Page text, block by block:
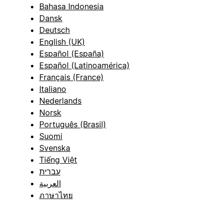
Bahasa Indonesia
Dansk
Deutsch
English (UK)
Español (España)
Español (Latinoamérica)
Français (France)
Italiano
Nederlands
Norsk
Português (Brasil)
Suomi
Svenska
Tiếng Việt
עברית
العربية
ภาษาไทย